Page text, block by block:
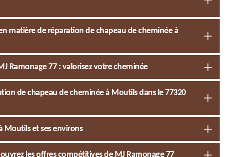
matière de réparation de chapeau de cheminée à
Ramonage 77 : valorisez votre cheminée
de chapeau de cheminée à Moutils dans le 77320
Moutils et ses environs
les offres compétitives de MJ Ramonage 77